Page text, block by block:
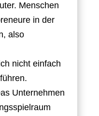
Menschen
in der
also
nicht einfach
Unternehmen